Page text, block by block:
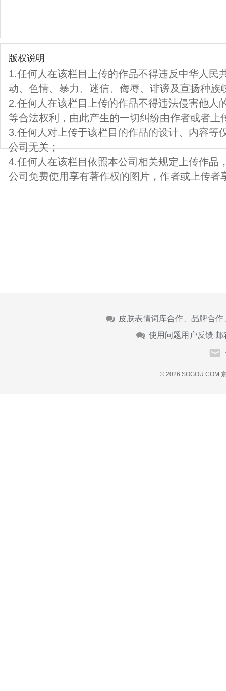
版权说明
1.任何人在该栏目上传的作品不得违反中华人民
动、色情、暴力、迷信、侮辱、诽谤及宣扬种族
2.任何人在该栏目上传的作品不得违法侵害他人
等合法权利，由此产生的一切纠纷由作者或者上
3.任何人对上传于该栏目的作品的设计、内容等
公司无关；
4.任何人在该栏目依照本公司相关规定上传作品
公司免费使用享有著作权的图片，作者或上传者
皮肤表情词库合作、品牌合
使用问题用户反馈 邮
© 2026 SOGOU.COM